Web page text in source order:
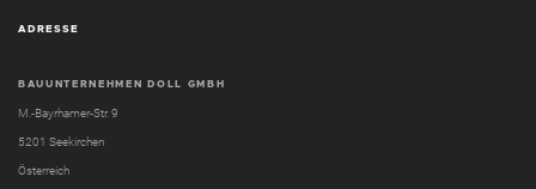
ADRESSE
BAUUNTERNEHMEN DOLL GMBH
M.-Bayrhamer-Str. 9
5201 Seekirchen
Österreich